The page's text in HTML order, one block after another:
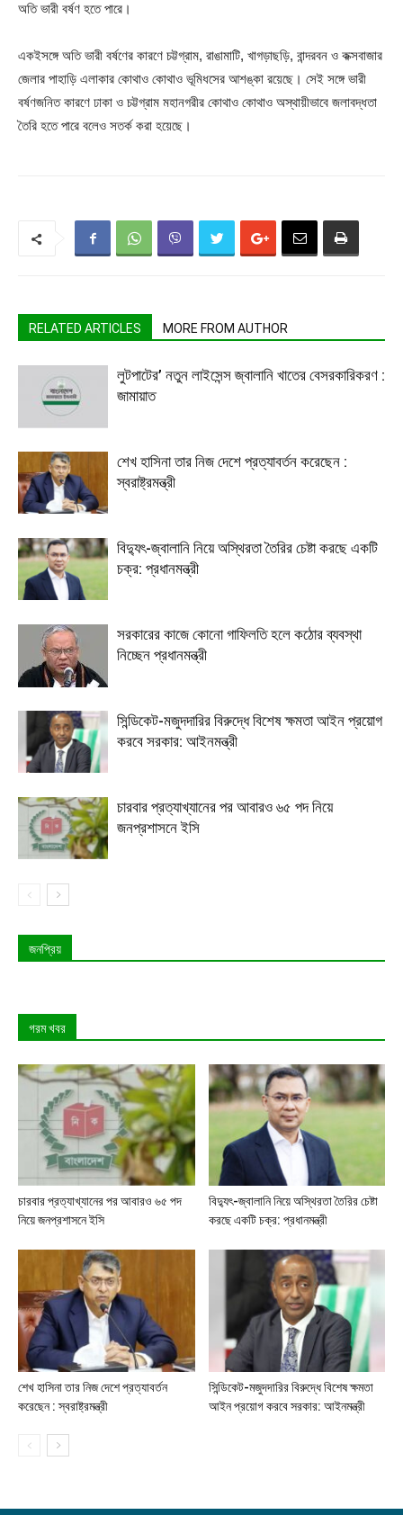
অতি ভারী বর্ষণ হতে পারে।
একইসঙ্গে অতি ভারী বর্ষণের কারণে চট্টগ্রাম, রাঙামাটি, খাগড়াছড়ি, বান্দরবন ও কক্সবাজার
জেলার পাহাড়ি এলাকার কোথাও কোথাও ভূমিধসের আশঙ্কা রয়েছে। সেই সঙ্গে ভারী
বর্ষণজনিত কারণে ঢাকা ও চট্টগ্রাম মহানগরীর কোথাও কোথাও অস্থায়ীভাবে জলাবদ্ধতা
তৈরি হতে পারে বলেও সতর্ক করা হয়েছে।
RELATED ARTICLES MORE FROM AUTHOR
লুটপাটের’ নতুন লাইসেন্স জ্বালানি খাতের বেসরকারিকরণ :
জামায়াত
শেখ হাসিনা তার নিজ দেশে প্রত্যাবর্তন করেছেন :
স্বরাষ্ট্রমন্ত্রী
বিদ্যুৎ-জ্বালানি নিয়ে অস্থিরতা তৈরির চেষ্টা করছে একটি
চক্র: প্রধানমন্ত্রী
সরকারের কাজে কোনো গাফিলতি হলে কঠোর ব্যবস্থা
নিচ্ছেন প্রধানমন্ত্রী
সিন্ডিকেট-মজুদদারির বিরুদ্ধে বিশেষ ক্ষমতা আইন প্রয়োগ
করবে সরকার: আইনমন্ত্রী
চারবার প্রত্যাখ্যানের পর আবারও ৬৫ পদ নিয়ে
জনপ্রশাসনে ইসি
জনপ্রিয়
গরম খবর
চারবার প্রত্যাখ্যানের পর আবারও ৬৫ পদ
নিয়ে জনপ্রশাসনে ইসি
বিদ্যুৎ-জ্বালানি নিয়ে অস্থিরতা তৈরির চেষ্টা
করছে একটি চক্র: প্রধানমন্ত্রী
শেখ হাসিনা তার নিজ দেশে প্রত্যাবর্তন
করেছেন : স্বরাষ্ট্রমন্ত্রী
সিন্ডিকেট-মজুদদারির বিরুদ্ধে বিশেষ ক্ষমতা
আইন প্রয়োগ করবে সরকার: আইনমন্ত্রী